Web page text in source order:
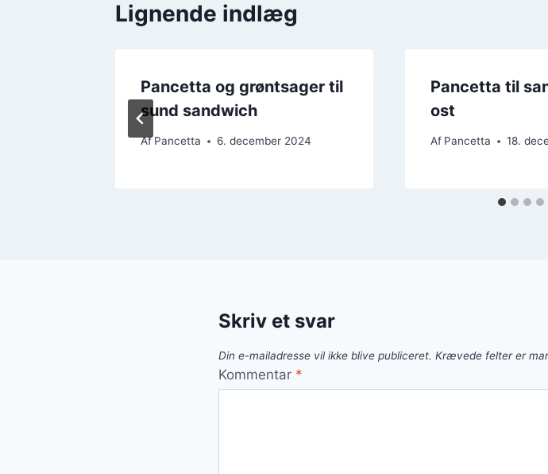
Lignende indlæg
Pancetta og grøntsager til
sund sandwich
Af Pancetta 6. december 2024
Pancetta til
ost
Af Pancetta 18.
Skriv et svar
Din e-mailadresse vil ikke blive publiceret. Krævede felter er
Kommentar *